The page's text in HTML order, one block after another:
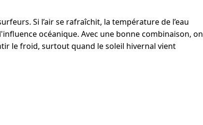
Si l’air se rafraîchit, la température de l’eau
océanique. Avec une bonne combinaison, on
le froid, surtout quand le soleil hivernal vient